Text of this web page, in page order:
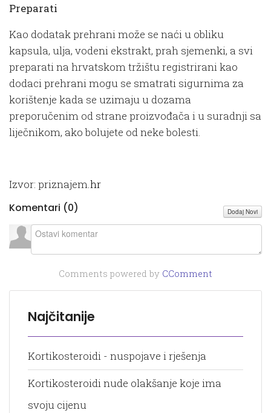
Preparati
Kao dodatak prehrani može se naći u obliku
kapsula, ulja, vodeni ekstrakt, prah sjemenki, a svi
preparati na hrvatskom tržištu registrirani kao
dodaci prehrani mogu se smatrati sigurnima za
korištenje kada se uzimaju u dozama
preporučenim od strane proizvođača i u suradnji sa
liječnikom, ako bolujete od neke bolesti.
Izvor: priznajem.hr
Komentari (0) Dodaj Novi
Comments powered by CComment
Najčitanije
Kortikosteroidi - nuspojave i rješenja
Kortikosteroidi nude olakšanje koje ima
svoju cijenu